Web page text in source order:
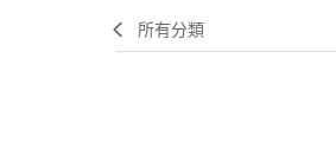
所有分類